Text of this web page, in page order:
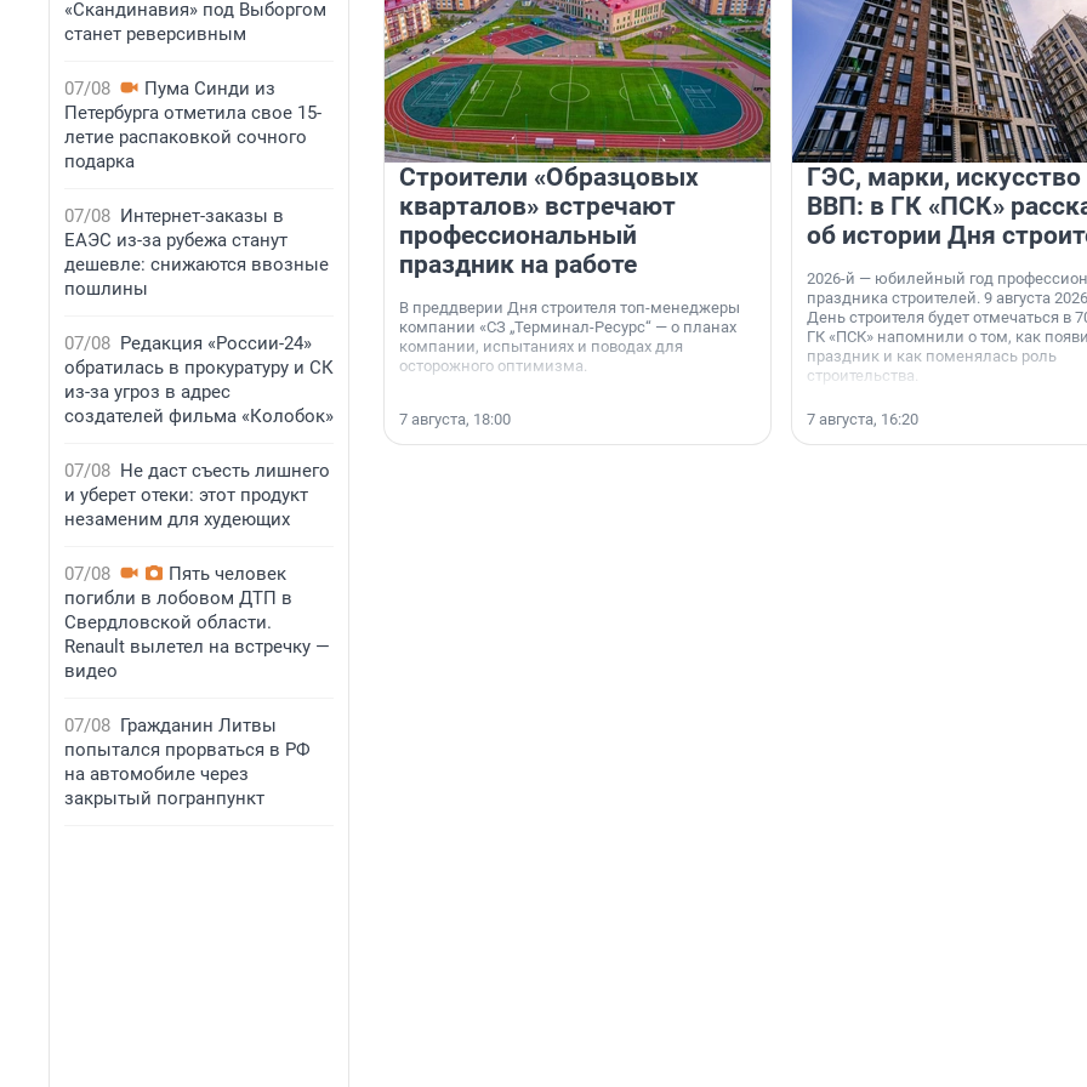
«Скандинавия» под Выборгом
станет реверсивным
07/08
Пума Синди из
Петербурга отметила свое 15-
летие распаковкой сочного
подарка
07/08 Интернет-заказы в
ЕАЭС из-за рубежа станут
дешевле: снижаются ввозные
пошлины
07/08 Редакция «России-24»
обратилась в прокуратуру и СК
из-за угроз в адрес
создателей фильма «Колобок»
07/08 Не даст съесть лишнего
и уберет отеки: этот продукт
незаменим для худеющих
07/08
Пять человек
погибли в лобовом ДТП в
Свердловской области.
Renault вылетел на встречку —
видео
07/08 Гражданин Литвы
попытался прорваться в РФ
на автомобиле через
закрытый погранпункт
Строители «Образцовых
кварталов» встречают
профессиональный
праздник на работе
В преддверии Дня строителя топ-менеджеры
компании «СЗ „Терминал-Ресурс“ — о планах
компании, испытаниях и поводах для
осторожного оптимизма.
7 августа, 18:00
ГЭС, марки, искусство
ВВП: в ГК «ПСК»
об истории Дня
2026-й — юбилейный год
праздника строителей. 9 августа
День строителя будет отмечаться в
ГК «ПСК» напомнили о том, как
праздник и как поменялась роль
строительства.
7 августа, 16:20